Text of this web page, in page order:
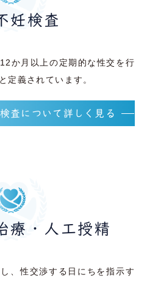
妊検査
か月以上の定期的な性交を行
定義されています。
査について詳しく見る
療・人工授精
、性交渉する日にちを指示す